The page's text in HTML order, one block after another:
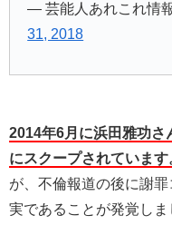
— 芸能人あれこれ情
31, 2018
2014年6月に浜田雅功さ
にスクープされています
が、不倫報道の後に謝
実であることが発覚し